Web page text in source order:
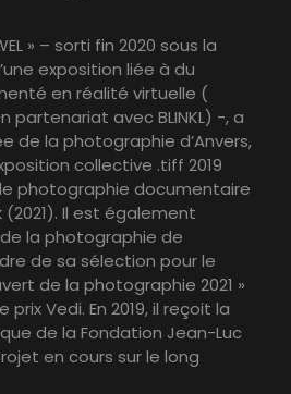
» – sorti fin 2020 sous la
exposition liée à du
en réalité virtuelle (
partenariat avec BLINKL) -, a
de la photographie d’Anvers,
collective .tiff 2019
photographie documentaire
(2021). Il est également
la photographie de
de sa sélection pour le
de la photographie 2021 »
Vedi. En 2019, il reçoit la
de la Fondation Jean-Luc
en cours sur le long